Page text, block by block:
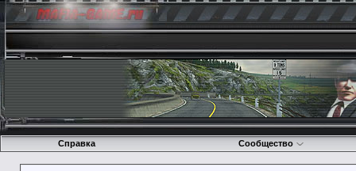
Справка Сообщество